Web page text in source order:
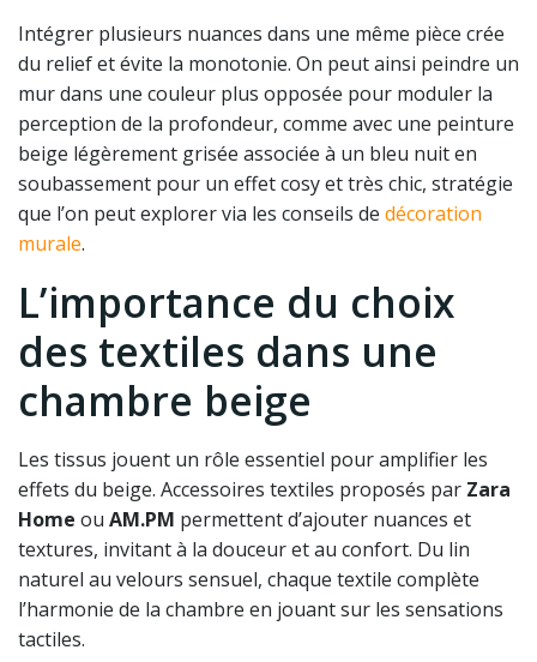
Intégrer plusieurs nuances dans une même pièce crée
du relief et évite la monotonie. On peut ainsi peindre un
mur dans une couleur plus opposée pour moduler la
perception de la profondeur, comme avec une peinture
beige légèrement grisée associée à un bleu nuit en
soubassement pour un effet cosy et très chic, stratégie
que l’on peut explorer via les conseils de décoration
murale.
L’importance du choix
des textiles dans une
chambre beige
Les tissus jouent un rôle essentiel pour amplifier les
effets du beige. Accessoires textiles proposés par Zara
Home ou AM.PM permettent d’ajouter nuances et
textures, invitant à la douceur et au confort. Du lin
naturel au velours sensuel, chaque textile complète
l’harmonie de la chambre en jouant sur les sensations
tactiles.